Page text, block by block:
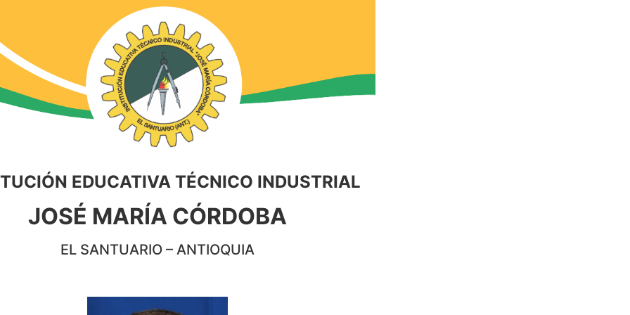
EDUCATIVA TÉCNICO INDUSTRIAL
JOSÉ MARÍA CÓRDOBA
EL SANTUARIO – ANTIOQUIA